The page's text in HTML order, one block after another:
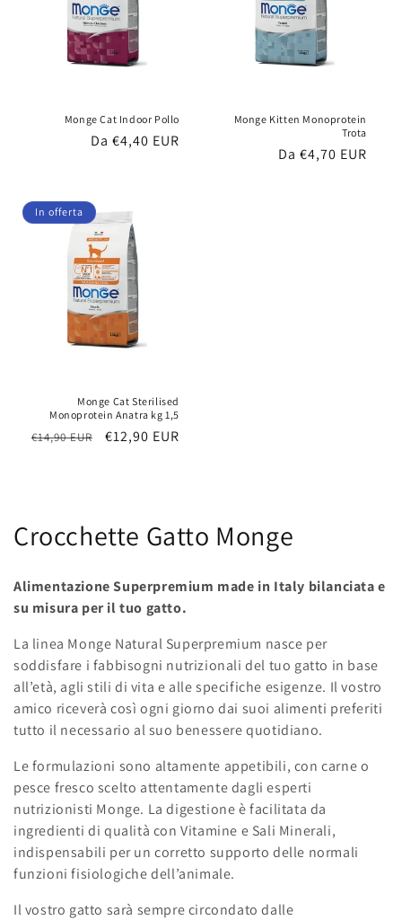
Monge Cat Indoor Pollo
Prezzo
Da €4,40 EUR
Monge Kitten Monoprotein
Trota
Prezzo
Da €4,70 EUR
In offerta
Monge Cat Sterilised
Monoprotein Anatra kg 1,5
Prezzo
€14,90 EUR
Prezzo
€12,90 EUR
C
l
l
e
z
i
o
n
e
:
Crocchette Gatto Monge
Alimentazione Superpremium made in Italy bilanciata e
su misura per il tuo gatto.
La linea Monge Natural Superpremium nasce per
soddisfare i fabbisogni nutrizionali del tuo gatto in base
all’età, agli stili di vita e alle specifiche esigenze. Il vostro
amico riceverà così ogni giorno dai suoi alimenti preferiti
tutto il necessario al suo benessere quotidiano.
Le formulazioni sono altamente appetibili, con carne o
pesce fresco scelto attentamente dagli esperti
nutrizionisti Monge. La digestione è facilitata da
ingredienti di qualità con Vitamine e Sali Minerali,
indispensabili per un corretto supporto delle normali
funzioni fisiologiche dell’animale.
Il vostro gatto sarà sempre circondato dalle